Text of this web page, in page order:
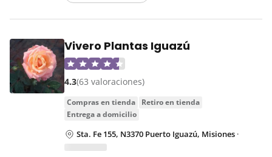
Vivero Plantas Iguazú
4.3(63 valoraciones)
compras en tienda
retiro en tienda
entrega a domicilio
Sta. Fe 155, N3370 Puerto Iguazú, Misiones ·